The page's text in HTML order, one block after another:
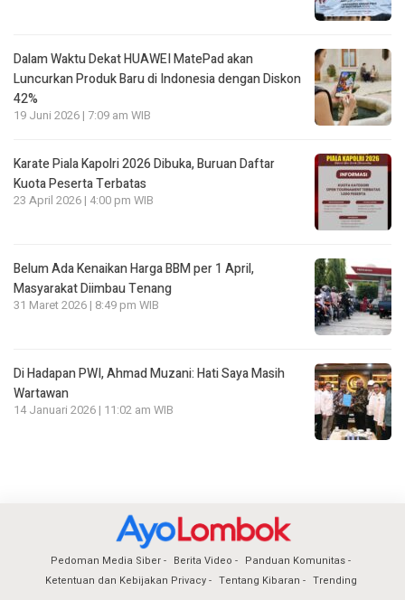
Dalam Waktu Dekat HUAWEI MatePad akan
Luncurkan Produk Baru di Indonesia dengan Diskon
42%
19 Juni 2026 | 7:09 am WIB
Karate Piala Kapolri 2026 Dibuka, Buruan Daftar
Kuota Peserta Terbatas
23 April 2026 | 4:00 pm WIB
Belum Ada Kenaikan Harga BBM per 1 April,
Masyarakat Diimbau Tenang
31 Maret 2026 | 8:49 pm WIB
Di Hadapan PWI, Ahmad Muzani: Hati Saya Masih
Wartawan
14 Januari 2026 | 11:02 am WIB
Pedoman Media Siber Berita Video
Panduan Komunitas
Ketentuan dan Kebijakan Privacy
Tentang Kibaran Trending